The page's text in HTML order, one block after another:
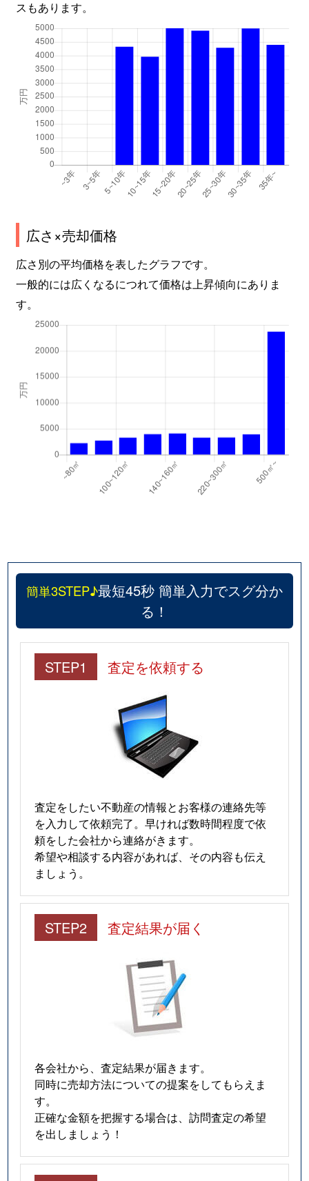
スもあります。
広さ×売却価格
広さ別の平均価格を表したグラフです。
一般的には広くなるにつれて価格は上昇傾向にありま
す。
簡単3STEP♪最短45秒 簡単入力でスグ分か
る！
STEP1 査定を依頼する
査定をしたい不動産の情報とお客様の連絡先等
を入力して依頼完了。早ければ数時間程度で依
頼をした会社から連絡がきます。
希望や相談する内容があれば、その内容も伝え
ましょう。
STEP2 査定結果が届く
各会社から、査定結果が届きます。
同時に売却方法についての提案をしてもらえま
す。
正確な金額を把握する場合は、訪問査定の希望
を出しましょう！